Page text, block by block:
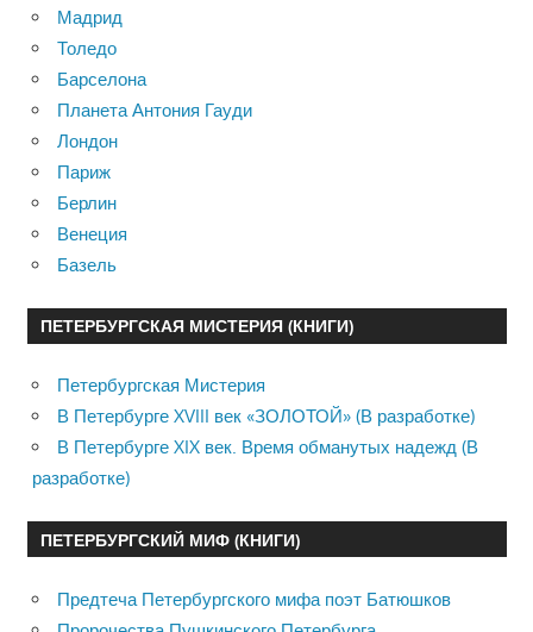
Мадрид
Толедо
Барселона
Планета Антония Гауди
Лондон
Париж
Берлин
Венеция
Базель
ПЕТЕРБУРГСКАЯ МИСТЕРИЯ (КНИГИ)
Петербургская Мистерия
В Петербурге XVIII век «ЗОЛОТОЙ» (В разработке)
В Петербурге XIX век. Время обманутых надежд (В
разработке)
ПЕТЕРБУРГСКИЙ МИФ (КНИГИ)
Предтеча Петербургского мифа поэт Батюшков